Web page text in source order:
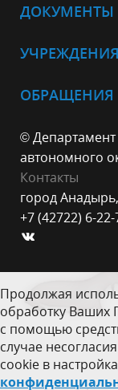
ДОКУМЕНТЫ
УЧРЕЖДЕНИЯ
ОБРАЩЕНИЯ
© Департамент
автономного
Контакты
город
+7 (42722) 6-
Продолжая
обработку Ваших
с помощью
случае
cookie в